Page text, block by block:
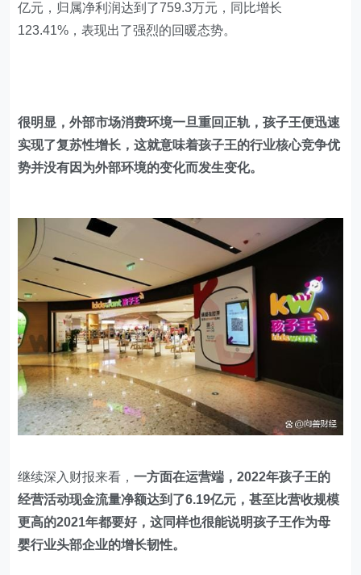
亿元，归属净利润达到了759.3万元，同比增长
123.41%，表现出了强烈的回暖态势。
很明显，外部市场消费环境一旦重回正轨，孩子王便迅速
实现了复苏性增长，这就意味着孩子王的行业核心竞争优
势并没有因为外部环境的变化而发生变化。
继续深入财报来看，一方面在运营端，2022年孩子王的
经营活动现金流量净额达到了6.19亿元，甚至比营收规模
更高的2021年都要好，这同样也很能说明孩子王作为母
婴行业头部企业的增长韧性。